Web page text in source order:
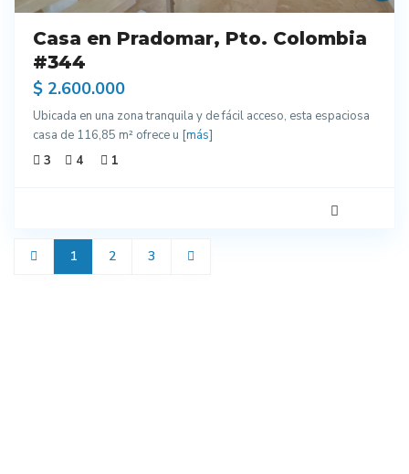
Casa en Pradomar, Pto. Colombia
#344
$ 2.600.000
Ubicada en una zona tranquila y de fácil acceso, esta espaciosa
casa de 116,85 m² ofrece u [más]
3
4 1
1 2 3